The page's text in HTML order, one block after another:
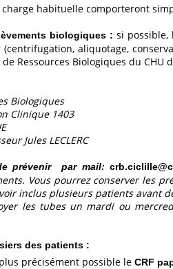
habituelle comporteront
biologiques : si possible,
aliquotage,
Ressources Biologiques du CHU
Biologiques
Clinique 1403
Jules LECLERC
prévenir par mail:
Vous pourrez conserver les
inclus plusieurs patients avant
les tubes un mardi ou
des patients :
précisément possible leCRF